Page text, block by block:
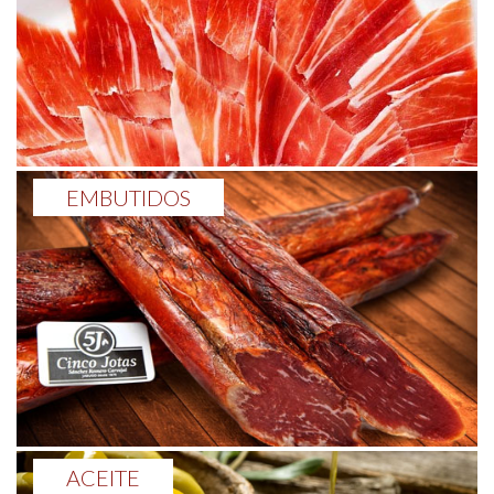
EMBUTIDOS
ACEITE